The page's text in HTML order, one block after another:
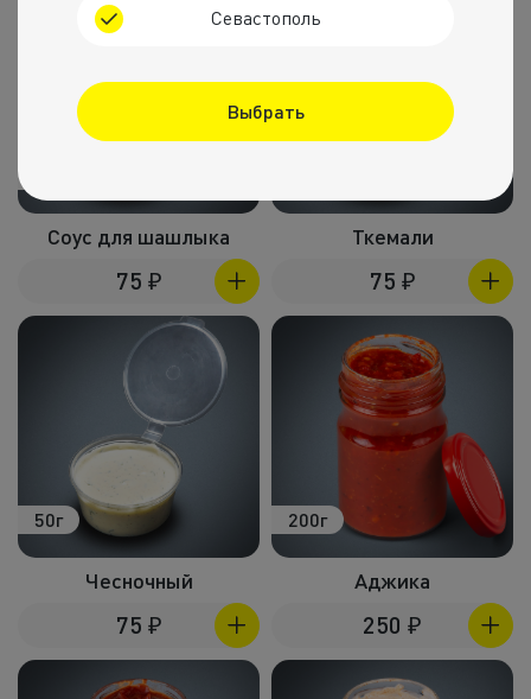
Соус для шашлыка
75 ₽
Ткемали
75 ₽
50г
Чесночный
75 ₽
200г
Аджика
250 ₽
Севастополь
Выбрать